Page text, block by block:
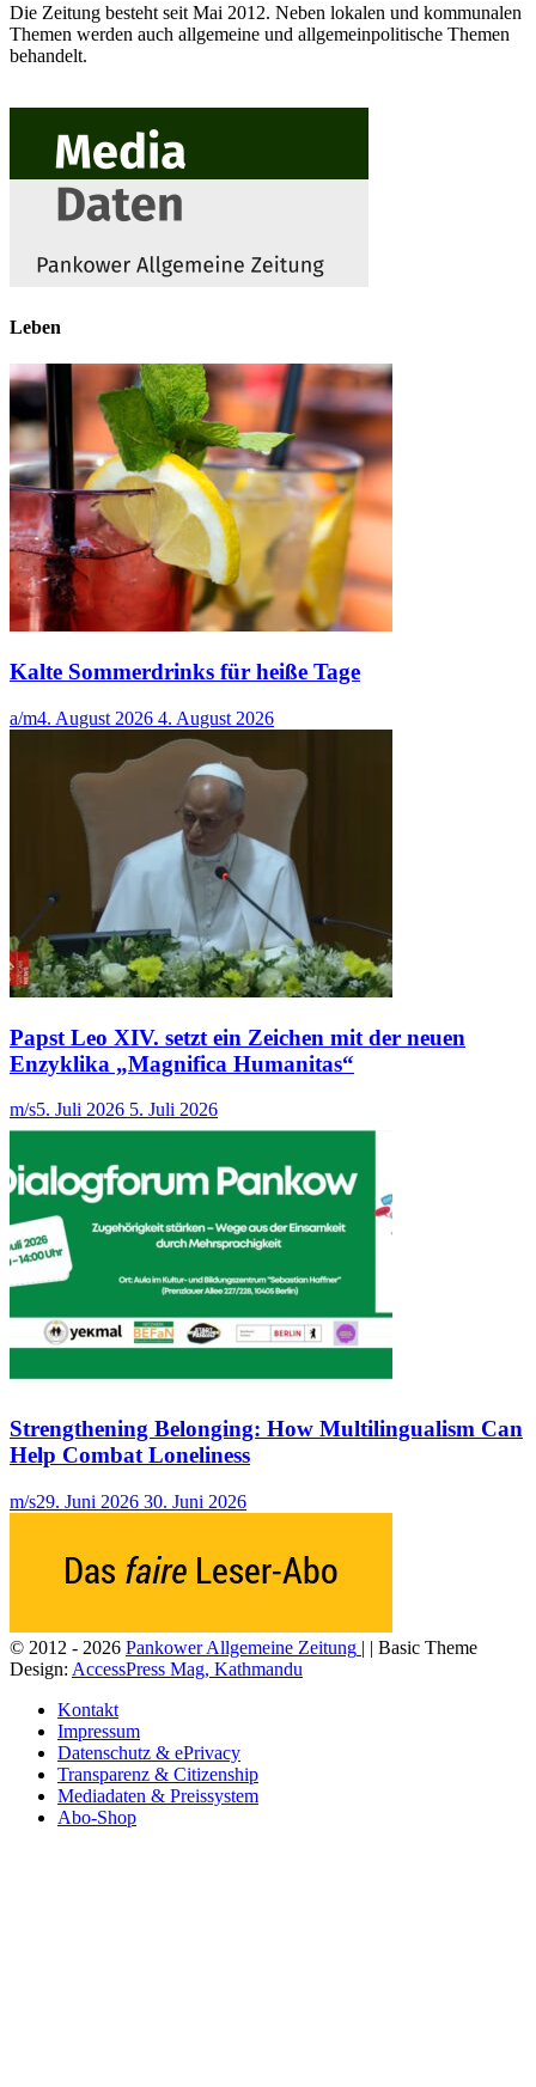
Die Zeitung besteht seit Mai 2012. Neben lokalen und kommunalen
Themen werden auch allgemeine und allgemeinpolitische Themen
behandelt.
Leben
Kalte Sommerdrinks für heiße Tage
a/m4. August 2026 4. August 2026
Papst Leo XIV. setzt ein Zeichen mit der neuen
Enzyklika „Magnifica Humanitas“
m/s5. Juli 2026 5. Juli 2026
Strengthening Belonging: How Multilingualism Can
Help Combat Loneliness
m/s29. Juni 2026 30. Juni 2026
© 2012 - 2026 Pankower Allgemeine Zeitung | | Basic Theme
Design: AccessPress Mag, Kathmandu
Kontakt
Impressum
Datenschutz & ePrivacy
Transparenz & Citizenship
Mediadaten & Preissystem
Abo-Shop